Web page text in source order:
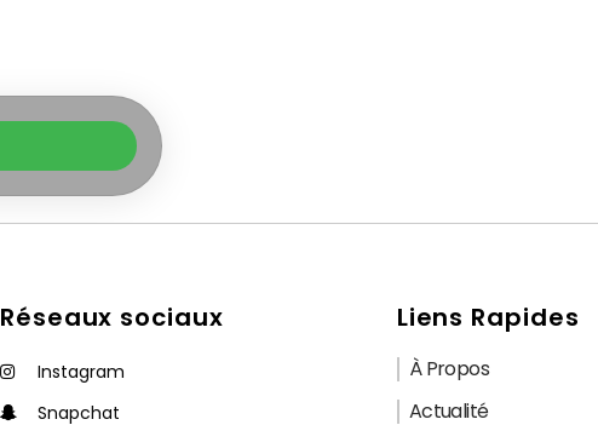
Réseaux sociaux
Instagram
Snapchat
Liens Rapides
À Propos
Actualité